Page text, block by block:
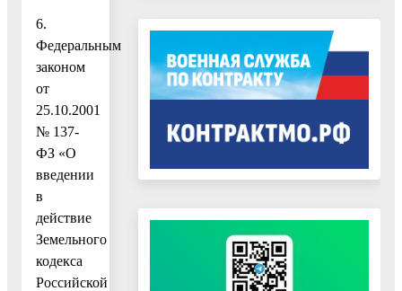
6.
Федеральным
законом
от
25.10.2001
№ 137-
ФЗ «О
введении
в
действие
Земельного
кодекса
Российской